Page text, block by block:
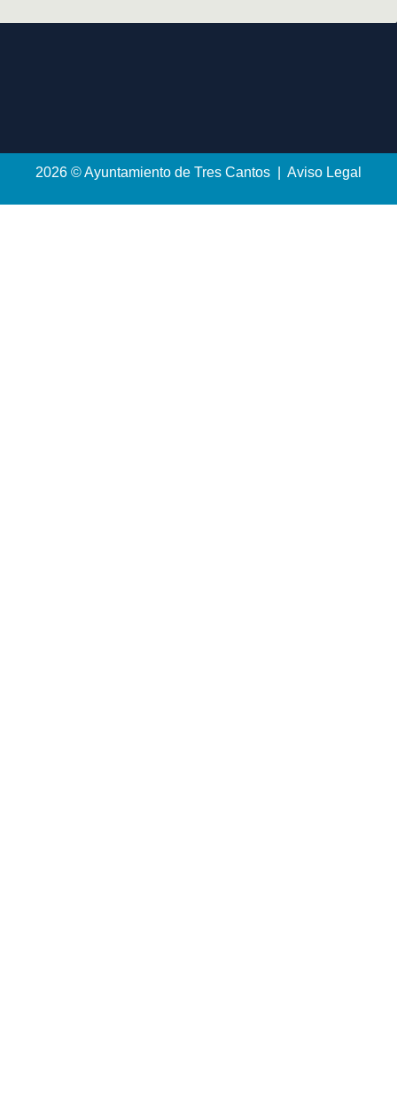
2026 © Ayuntamiento de Tres Cantos | Aviso Legal